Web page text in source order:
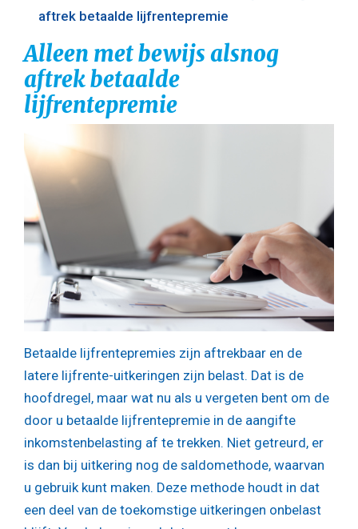
aftrek betaalde lijfrentepremie
Alleen met bewijs alsnog
aftrek betaalde
lijfrentepremie
Betaalde lijfrentepremies zijn aftrekbaar en de
latere lijfrente-uitkeringen zijn belast. Dat is de
hoofdregel, maar wat nu als u vergeten bent om de
door u betaalde lijfrentepremie in de aangifte
inkomstenbelasting af te trekken. Niet getreurd, er
is dan bij uitkering nog de saldomethode, waarvan
u gebruik kunt maken. Deze methode houdt in dat
een deel van de toekomstige uitkeringen onbelast